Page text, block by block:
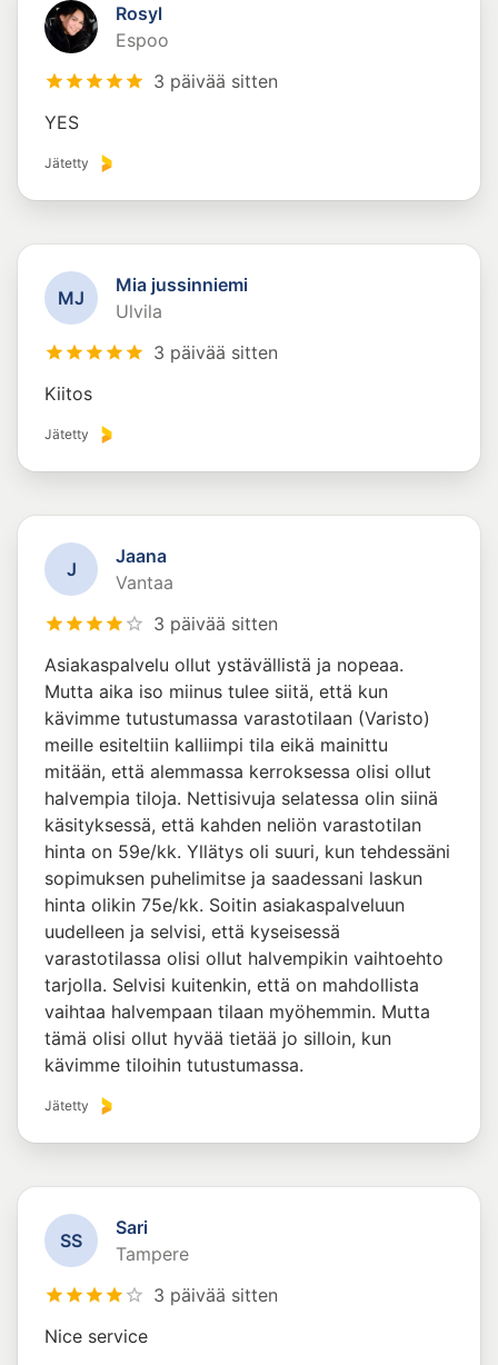
Rosyl
Espoo
3 päivää sitten
YES
Jätetty
MJ
Mia jussinniemi
Ulvila
3 päivää sitten
Kiitos
Jätetty
J
Jaana
Vantaa
3 päivää sitten
Asiakaspalvelu ollut ystävällistä ja nopeaa.
Mutta aika iso miinus tulee siitä, että kun
kävimme tutustumassa varastotilaan (Varisto)
meille esiteltiin kalliimpi tila eikä mainittu
mitään, että alemmassa kerroksessa olisi ollut
halvempia tiloja. Nettisivuja selatessa olin siinä
käsityksessä, että kahden neliön varastotilan
hinta on 59e/kk. Yllätys oli suuri, kun tehdessäni
sopimuksen puhelimitse ja saadessani laskun
hinta olikin 75e/kk. Soitin asiakaspalveluun
uudelleen ja selvisi, että kyseisessä
varastotilassa olisi ollut halvempikin vaihtoehto
tarjolla. Selvisi kuitenkin, että on mahdollista
vaihtaa halvempaan tilaan myöhemmin. Mutta
tämä olisi ollut hyvää tietää jo silloin, kun
kävimme tiloihin tutustumassa.
Jätetty
SS
Sari
Tampere
3 päivää sitten
Nice service